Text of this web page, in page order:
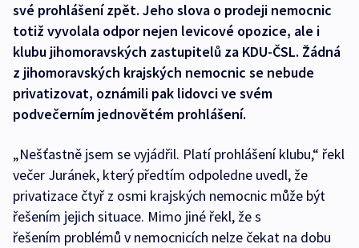
své prohlášení zpět. Jeho slova o prodeji nemocnic
totiž vyvolala odpor nejen levicové opozice, ale i
klubu jihomoravských zastupitelů za KDU-ČSL. Žádná
z jihomoravských krajských nemocnic se nebude
privatizovat, oznámili pak lidovci ve svém
podvečerním jednovětém prohlášení.
„Nešťastně jsem se vyjádřil. Platí prohlášení klubu,“ řekl
večer Juránek, který předtím odpoledne uvedl, že
privatizace čtyř z osmi krajských nemocnic může být
řešením jejich situace. Mimo jiné řekl, že s
řešením problémů v nemocnicích nelze čekat na dobu